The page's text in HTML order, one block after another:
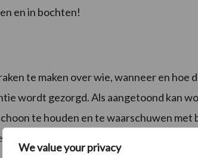
We value your privacy
en in bochten!
te maken over wie, wanneer en hoe
wordt gezorgd. Als aangetoond kan
te houden en te waarschuwen met
verhaald worden.